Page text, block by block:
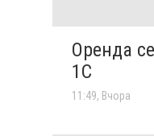
Оренда
1C
11:49, Вчора